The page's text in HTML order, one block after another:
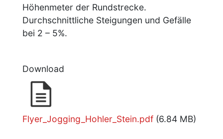
Höhenmeter der Rundstrecke.
Durchschnittliche Steigungen und Gefälle
bei 2 – 5%.
Download
Document
Flyer_Jogging_Hohler_Stein.pdf (6.84 MB)